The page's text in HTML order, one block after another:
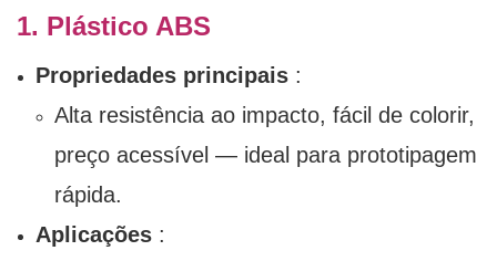
1. Plástico ABS
Propriedades principais:
Alta resistência ao impacto, fácil de colorir,
preço acessível — ideal para prototipagem
rápida.
Aplicações: